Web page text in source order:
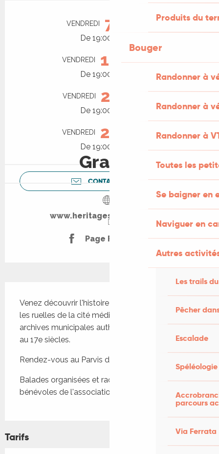
Produits du
Bouger
Randonner à
Randonner à
Randonner à
Toutes les
Se baigner en
Naviguer en
Autres
Les trails
Pêcher
Escalade
Spéléologie
parcours
Via Ferrata
Ouverture et coordonnées
VENDREDI 7
De 19:00 à 21:00
VENDREDI 14
De 19:00 à 21:00
VENDREDI 21
De 19:00 à 21:00
VENDREDI 28
De 19:00 à 21:00
Gratuit
CONTACTEZ-NOUS
www.heritagesdusenechal.fr
Page Facebook
Venez découvrir l'histoire de la ville en parcourant
les ruelles de la cité médiévale, à partir des
archives municipales authentiques datées des 13e
au 17e siècles.
Rendez-vous au Parvis des Cordeliers
Balades organisées et racontées par les
bénévoles de l'association Héritages du Sénéchal
Tarifs